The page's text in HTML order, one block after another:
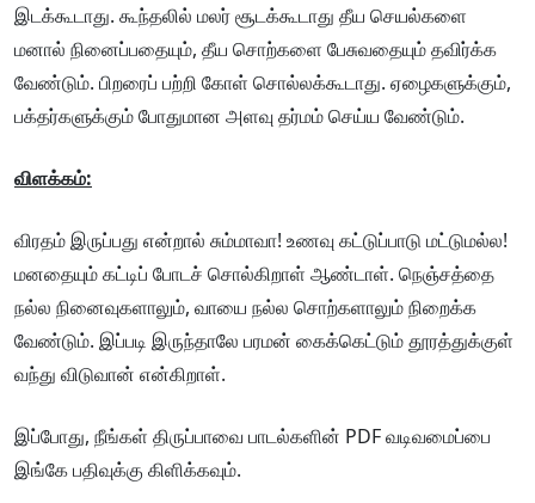
இடக்கூடாது. கூந்தலில் மலர் சூடக்கூடாது தீய செயல்களை
மனால் நினைப்பதையும், தீய சொற்களை பேசுவதையும் தவிர்க்க
வேண்டும். பிறரைப் பற்றி கோள் சொல்லக்கூடாது. ஏழைகளுக்கும்,
பக்தர்களுக்கும் போதுமான அளவு தர்மம் செய்ய வேண்டும்.
விளக்கம்:
விரதம் இருப்பது என்றால் சும்மாவா! உணவு கட்டுப்பாடு மட்டுமல்ல!
மனதையும் கட்டிப் போடச் சொல்கிறாள் ஆண்டாள். நெஞ்சத்தை
நல்ல நினைவுகளாலும், வாயை நல்ல சொற்களாலும் நிறைக்க
வேண்டும். இப்படி இருந்தாலே பரமன் கைக்கெட்டும் தூரத்துக்குள்
வந்து விடுவான் என்கிறாள்.
இப்போது, நீங்கள் திருப்பாவை பாடல்களின் PDF வடிவமைப்பை
இங்கே பதிவுக்கு கிளிக்கவும்.